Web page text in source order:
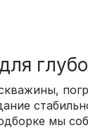
мы